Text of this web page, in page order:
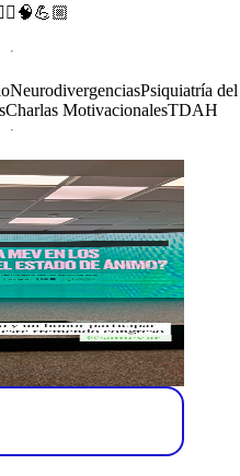
NeurodivergenciasPsiquiatría del
Charlas MotivacionalesTDAH